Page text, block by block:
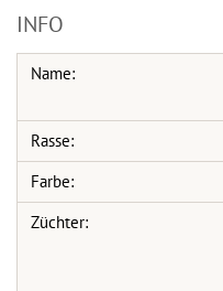
INFO
Name:
Rasse:
Farbe:
Züchter: